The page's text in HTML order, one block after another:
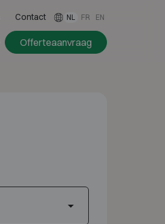
Contact NL FR EN
Offerteaanvraag